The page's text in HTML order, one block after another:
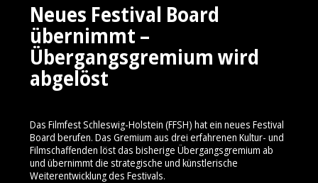
Neues Festival Board
übernimmt –
Übergangsgremium wird
abgelöst
Das Filmfest Schleswig-Holstein (FFSH) hat ein neues Festival
Board berufen. Das Gremium aus drei erfahrenen Kultur- und
Filmschaffenden löst das bisherige Übergangsgremium ab
und übernimmt die strategische und künstlerische
Weiterentwicklung des Festivals.